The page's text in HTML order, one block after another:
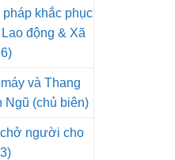
khắc phục
động & Xã
và Thang
Ngũ (chủ biên)
người cho